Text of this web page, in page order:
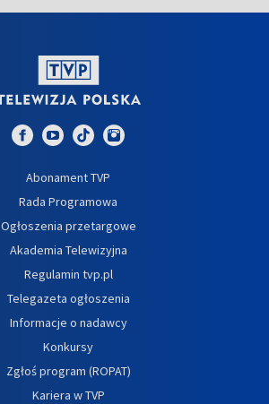
Abonament TVP
Rada Programowa
Ogłoszenia przetargowe
Akademia Telewizyjna
Regulamin tvp.pl
Telegazeta ogłoszenia
Informacje o nadawcy
Konkursy
Zgłoś program (ROPAT)
Kariera w TVP